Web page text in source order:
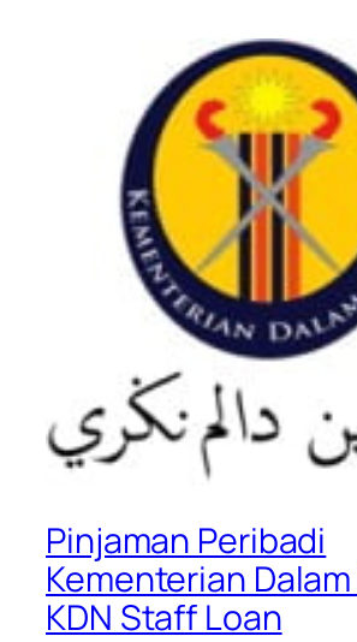
Pinjaman Peribadi
Kementerian
KDN Staff Loan